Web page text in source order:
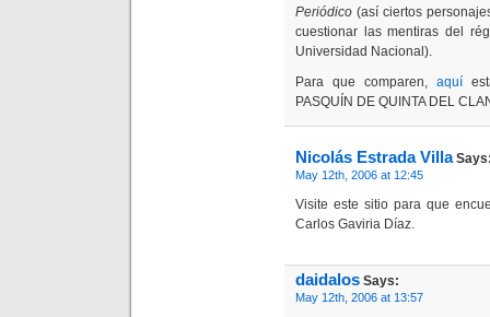
Periódico (así ciertos
cuestionar las mentiras del
Universidad Nacional).
Para que comparen, aquí
PASQUÍN DE QUINTA DEL
Nicolás Estrada Villa
May 12th, 2006 at 12:45
Visite este sitio para que
Carlos Gaviria Díaz.
daidalos Says:
May 12th, 2006 at 13:57